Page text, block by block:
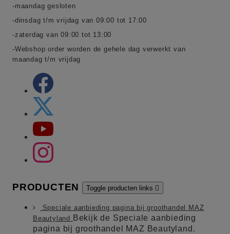
-maandag gesloten
-dinsdag t/m vrijdag van 09:00 tot 17:00
-zaterdag van 09:00 tot 13:00
-Webshop order worden de gehele dag verwerkt van
maandag t/m vrijdag
PRODUCTEN Toggle producten links 
Speciale aanbieding pagina bij groothandel MAZ
Beautyland
Bekijk de Speciale aanbieding
pagina bij groothandel MAZ Beautyland.